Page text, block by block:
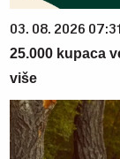
03. 08. 2026 07:31
25.000 kupaca
više